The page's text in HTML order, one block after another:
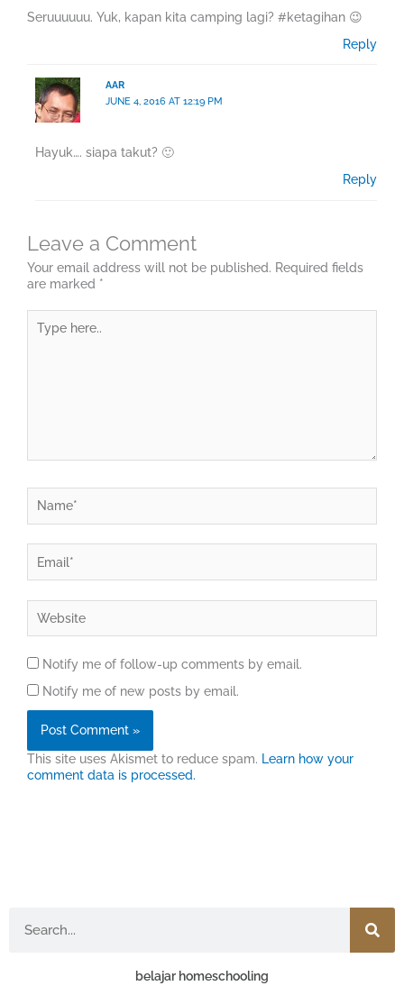
Seruuuuuu. Yuk, kapan kita camping lagi? #ketagihan 😉
Reply
AAR
JUNE 4, 2016 AT 12:19 PM
Hayuk…. siapa takut? 🙂
Reply
Leave a Comment
Your email address will not be published. Required fields
are marked *
here..
Notify me of follow-up comments by email.
Notify me of new posts by email.
This site uses Akismet to reduce spam. Learn how your
comment data is processed.
belajar homeschooling